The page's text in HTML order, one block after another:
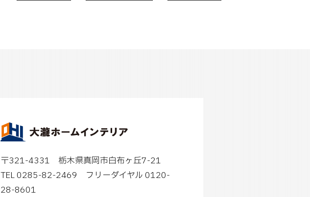
〒321-4331 栃木県真岡市白布ヶ丘7-21
TEL 0285-82-2469 フリーダイヤル 0120-
28-8601